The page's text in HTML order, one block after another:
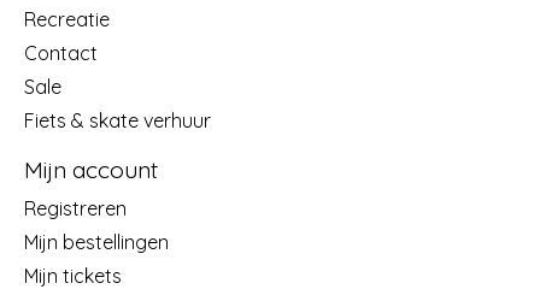
Recreatie
Contact
Sale
Fiets & skate verhuur
Mijn account
Registreren
Mijn bestellingen
Mijn tickets